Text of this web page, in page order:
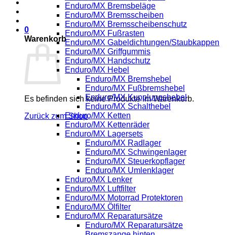
0
Warenkorb
Es befinden sich keine Produkte im Warenkorb.
Zurück zum Shop
Enduro/MX Bremsbeläge
Enduro/MX Bremsscheiben
Enduro/MX Bremsscheibenschutz
Enduro/MX Fußrasten
Enduro/MX Gabeldichtungen/Staubkappen
Enduro/MX Griffgummis
Enduro/MX Handschutz
Enduro/MX Hebel
Enduro/MX Bremshebel
Enduro/MX Fußbremshebel
Enduro/MX Kupplungshebel
Enduro/MX Schalthebel
Enduro/MX Ketten
Enduro/MX Kettenräder
Enduro/MX Lagersets
Enduro/MX Radlager
Enduro/MX Schwingenlager
Enduro/MX Steuerkopflager
Enduro/MX Umlenklager
Enduro/MX Lenker
Enduro/MX Luftfilter
Enduro/MX Motorrad Protektoren
Enduro/MX Ölfilter
Enduro/MX Reparatursätze
Enduro/MX Reparatursätze